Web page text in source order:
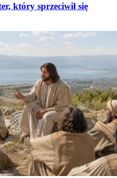
który sprzeciwił się